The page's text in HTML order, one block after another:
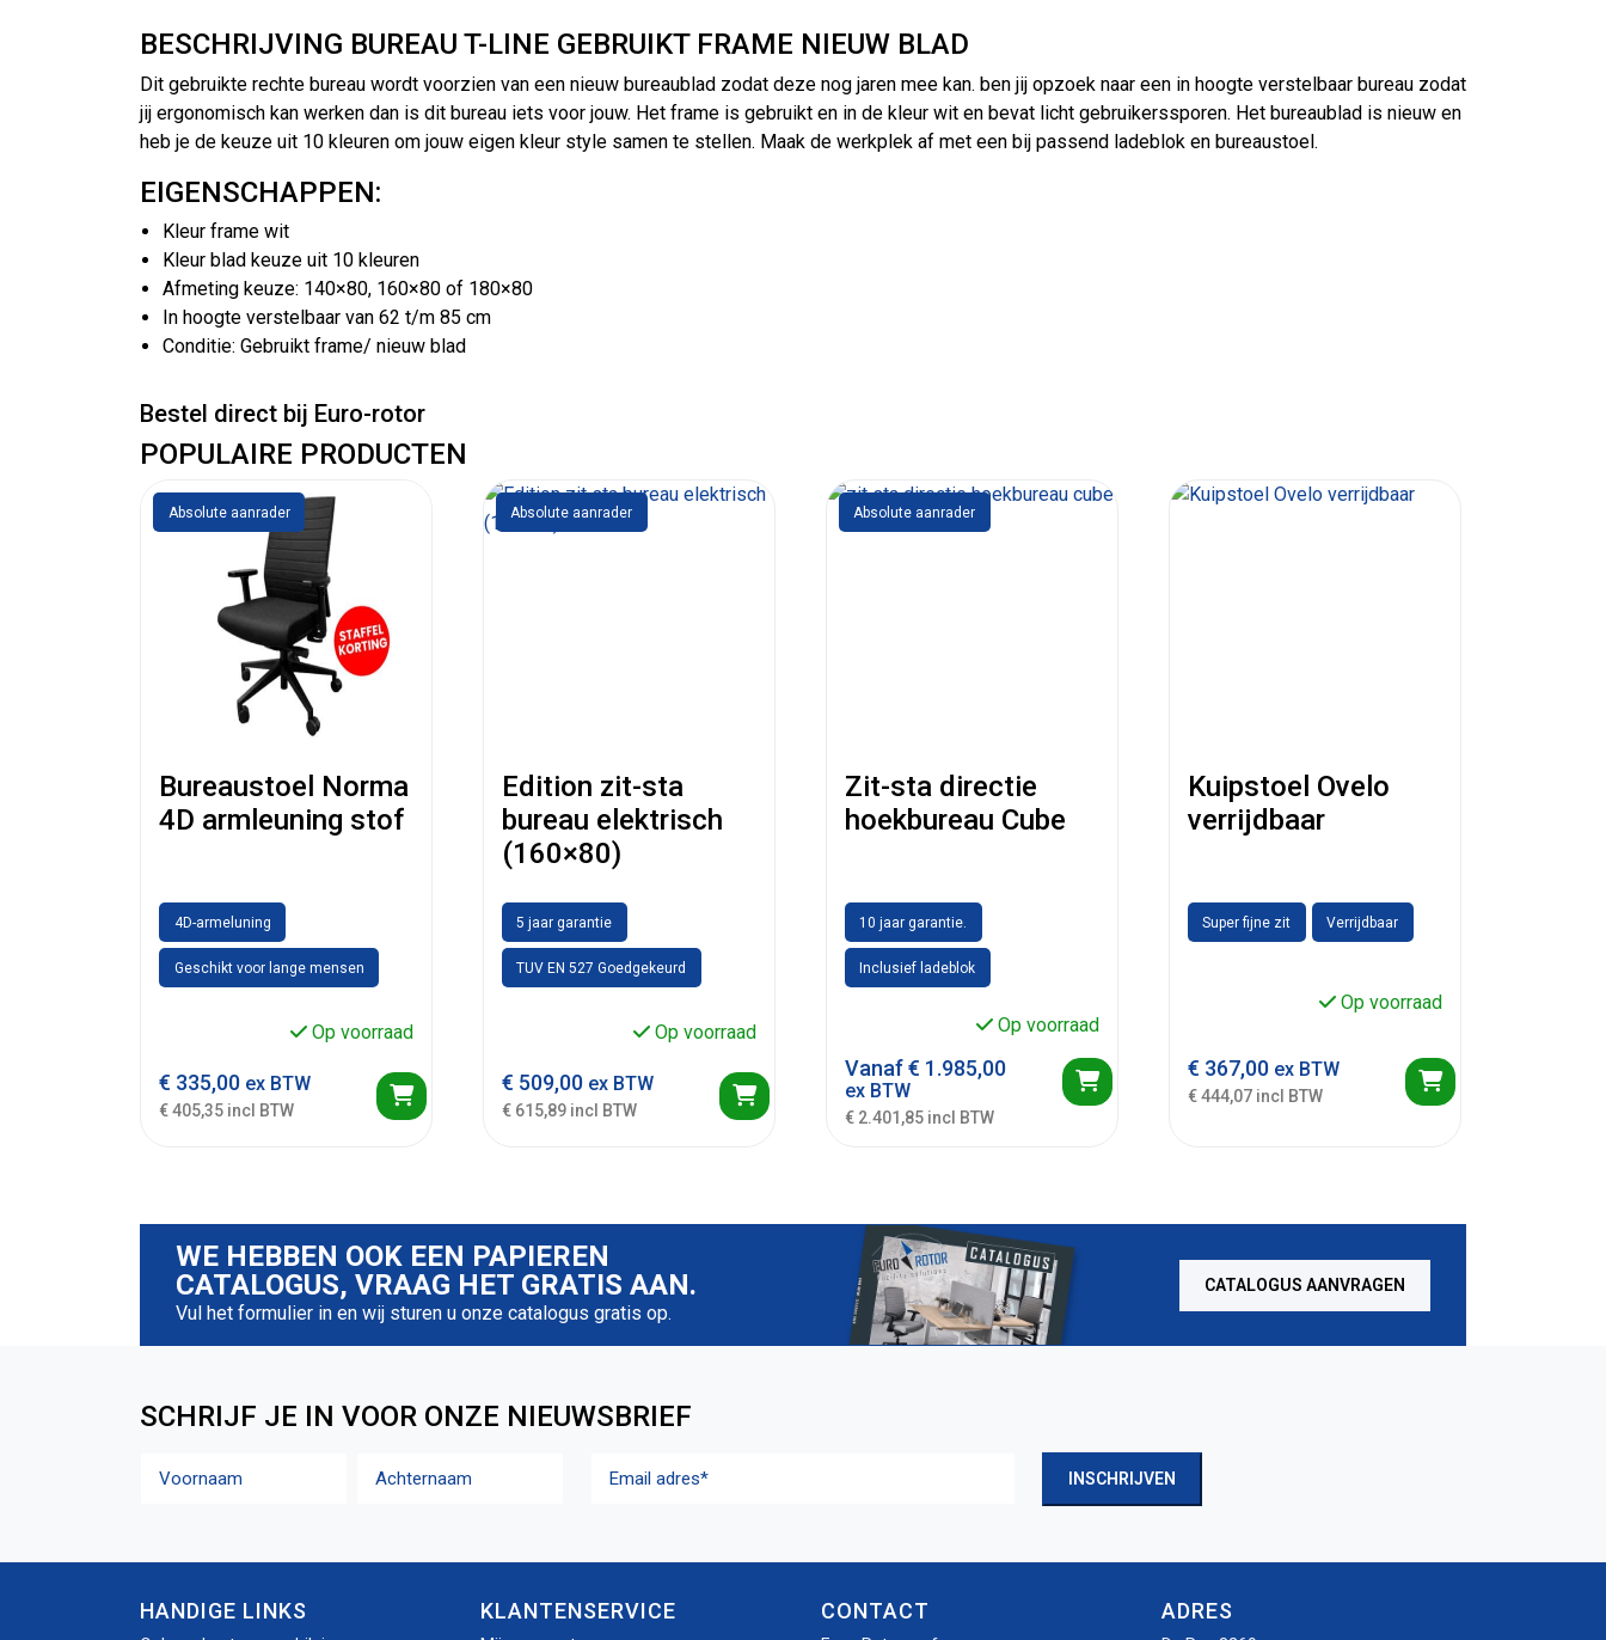
BESCHRIJVING BUREAU T-LINE GEBRUIKT FRAME NIEUW BLAD
Dit gebruikte rechte bureau wordt voorzien van een nieuw bureaublad zodat deze nog jaren mee kan. ben jij opzoek naar een in hoogte verstelbaar bureau zodat
jij ergonomisch kan werken dan is dit bureau iets voor jouw. Het frame is gebruikt en in de kleur wit en bevat licht gebruikerssporen. Het bureaublad is nieuw en
heb je de keuze uit 10 kleuren om jouw eigen kleur style samen te stellen. Maak de werkplek af met een bij passend ladeblok en bureaustoel.
EIGENSCHAPPEN:
Kleur frame wit
Kleur blad keuze uit 10 kleuren
Afmeting keuze: 140×80, 160×80 of 180×80
In hoogte verstelbaar van 62 t/m 85 cm
Conditie: Gebruikt frame/ nieuw blad
Bestel direct bij Euro-rotor
POPULAIRE PRODUCTEN
Absolute aanrader
Bureaustoel Norma
4D armleuning stof
4D-armeluning
Geschikt voor lange mensen
Op voorraad
€ 335,00 ex BTW
€ 405,35 incl BTW
Absolute aanrader
Edition zit-sta
bureau elektrisch
(160×80)
5 jaar garantie
TUV EN 527 Goedgekeurd
Op voorraad
€ 509,00 ex BTW
€ 615,89 incl BTW
Absolute aanrader
Zit-sta directie
hoekbureau Cube
10 jaar garantie.
Inclusief ladeblok
Op voorraad
Vanaf€ 1.985,00
ex BTW
€ 2.401,85 incl BTW
Kuipstoel Ovelo
verrijdbaar
Super fijne zit Verrijdbaar
Op voorraad
€ 367,00 ex BTW
€ 444,07 incl BTW
WE HEBBEN OOK EEN PAPIEREN
CATALOGUS, VRAAG HET GRATIS AAN.
Vul het formulier in en wij sturen u onze catalogus gratis op.
CATALOGUS AANVRAGEN
SCHRIJF JE IN VOOR ONZE NIEUWSBRIEF
INSCHRIJVEN
HANDIGE LINKS KLANTENSERVICE CONTACT ADRES